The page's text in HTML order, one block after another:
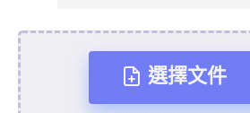
選擇文件